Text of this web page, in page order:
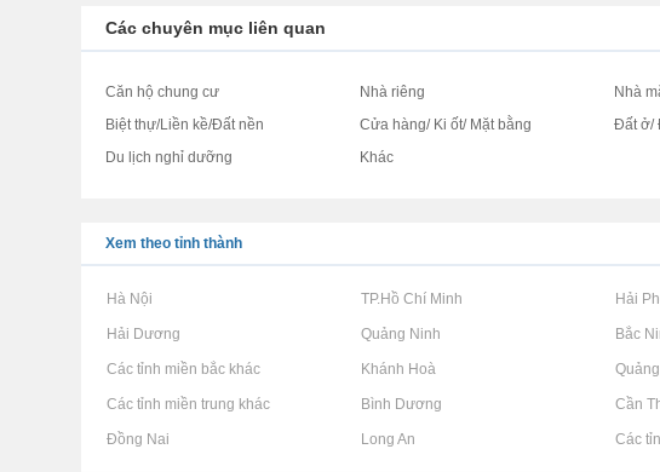
Các chuyên mục liên quan
Căn hộ chung cư Nhà riêng Nhà
Biệt thự/Liền kề/Đất nền
Cửa hàng/ Ki ốt/ Mặt bằng Đất ở/
Du lịch nghỉ dưỡng
Khác
Xem theo tỉnh thành
Rao vặt tại Hà Nội Rao vặt tại TP.Hồ Chí Minh Rao vặt tại Hải
Rao vặt tại Hải Dương Rao vặt tại Quảng Ninh Rao vặt tại Bắc
Rao vặt tại Các tỉnh miền bắc khác Rao vặt tại Khánh Hoà Rao vặt tại
Rao vặt tại Các tỉnh miền trung khác Rao vặt tại Bình Dương Rao vặt tại Cần
Rao vặt tại Đồng Nai Rao vặt tại Long An Rao vặt tại Các